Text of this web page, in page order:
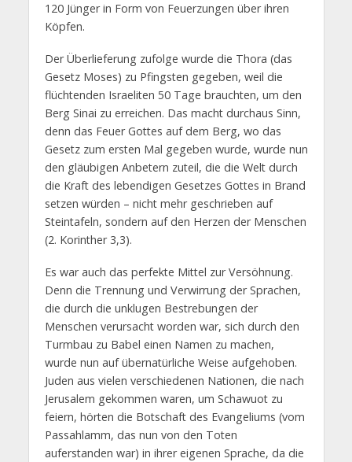
120 Jünger in Form von Feuerzungen über ihren
Köpfen.
Der Überlieferung zufolge wurde die Thora (das
Gesetz Moses) zu Pfingsten gegeben, weil die
flüchtenden Israeliten 50 Tage brauchten, um den
Berg Sinai zu erreichen. Das macht durchaus Sinn,
denn das Feuer Gottes auf dem Berg, wo das
Gesetz zum ersten Mal gegeben wurde, wurde nun
den gläubigen Anbetern zuteil, die die Welt durch
die Kraft des lebendigen Gesetzes Gottes in Brand
setzen würden – nicht mehr geschrieben auf
Steintafeln, sondern auf den Herzen der Menschen
(2. Korinther 3,3).
Es war auch das perfekte Mittel zur Versöhnung.
Denn die Trennung und Verwirrung der Sprachen,
die durch die unklugen Bestrebungen der
Menschen verursacht worden war, sich durch den
Turmbau zu Babel einen Namen zu machen,
wurde nun auf übernatürliche Weise aufgehoben.
Juden aus vielen verschiedenen Nationen, die nach
Jerusalem gekommen waren, um Schawuot zu
feiern, hörten die Botschaft des Evangeliums (vom
Passahlamm, das nun von den Toten
auferstanden war) in ihrer eigenen Sprache, da die